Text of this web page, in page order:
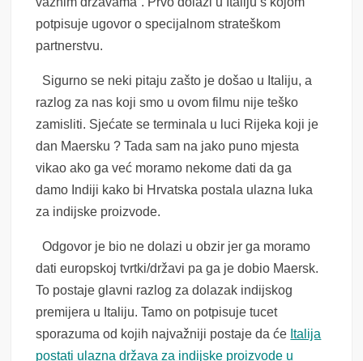
potpisuje ugovor o specijalnom strateškom
partnerstvu.
Sigurno se neki pitaju zašto je došao u Italiju, a
razlog za nas koji smo u ovom filmu nije teško
zamisliti. Sjećate se terminala u luci Rijeka koji je
dan Maersku ? Tada sam na jako puno mjesta
vikao ako ga već moramo nekome dati da ga
damo Indiji kako bi Hrvatska postala ulazna luka
za indijske proizvode.
Odgovor je bio ne dolazi u obzir jer ga moramo
dati europskoj tvrtki/državi pa ga je dobio Maersk.
To postaje glavni razlog za dolazak indijskog
premijera u Italiju. Tamo on potpisuje tucet
sporazuma od kojih najvažniji postaje da će Italija
postati ulazna država za indijske proizvode u